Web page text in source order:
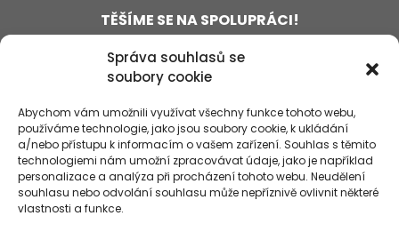
Správa souhlasů se
soubory cookie
Abychom vám umožnili využívat všechny funkce tohoto webu,
používáme technologie, jako jsou soubory cookie, k ukládání
a/nebo přístupu k informacím o vašem zařízení. Souhlas s těmito
technologiemi nám umožní zpracovávat údaje, jako je například
personalizace a analýza při procházení tohoto webu. Neudělení
souhlasu nebo odvolání souhlasu může nepříznivě ovlivnit některé
vlastnosti a funkce.
TĚŠÍME SE NA SPOLUPRÁCI!